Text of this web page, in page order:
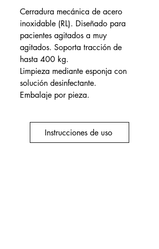
Cerradura mecánica de acero
inoxidable (RL). Diseñado para
pacientes agitados a muy
agitados. Soporta tracción de
hasta 400 kg.
Limpieza mediante esponja con
solución desinfectante.
Embalaje por pieza.
Instrucciones de uso